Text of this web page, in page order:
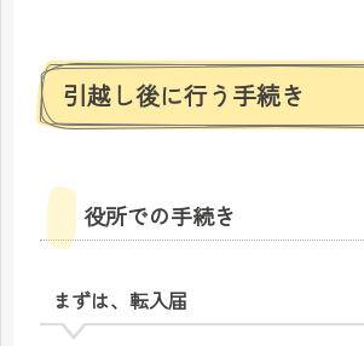
引越し後に行う手続き
役所での手続き
まずは、転入届